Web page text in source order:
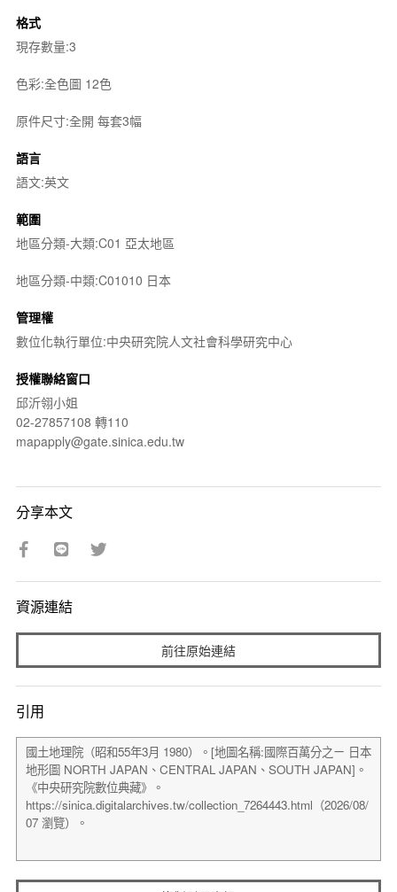
格式
現存數量:3
色彩:全色圖 12色
原件尺寸:全開 每套3幅
語言
語文:英文
範圍
地區分類-大類:C01 亞太地區
地區分類-中類:C01010 日本
管理權
數位化執行單位:中央研究院人文社會科學研究中心
授權聯絡窗口
邱沂翎小姐
02-27857108 轉110
mapapply@gate.sinica.edu.tw
分享本文
資源連結
前往原始連結
引用